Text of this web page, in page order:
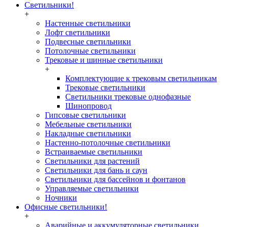
Светильники!
+
Настенные светильники
Лофт светильники
Подвесные светильники
Потолочные светильники
Трековые и шинные светильники
+
Комплектующие к трековым светильникам
Трековые светильники
Светильники трековые однофазные
Шинопровод
Гипсовые светильники
Мебельные светильники
Накладные светильники
Настенно-потолочные светильники
Встраиваемые светильники
Светильники для растений
Светильники для бань и саун
Светильники для бассейнов и фонтанов
Управляемые светильники
Ночники
Офисные светильники!
+
Аварийные и аккумуляторные светильники